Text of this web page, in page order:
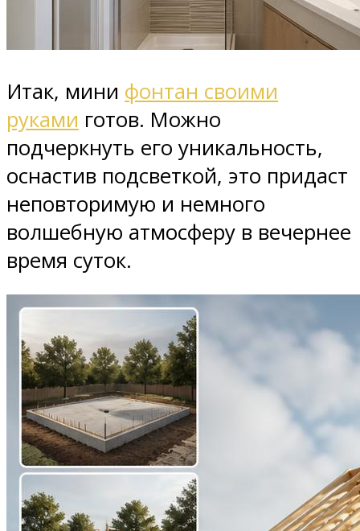
Итак, мини фонтан своими
руками готов. Можно
подчеркнуть его уникальность,
оснастив подсветкой, это придаст
неповторимую и немного
волшебную атмосферу в вечернее
время суток.